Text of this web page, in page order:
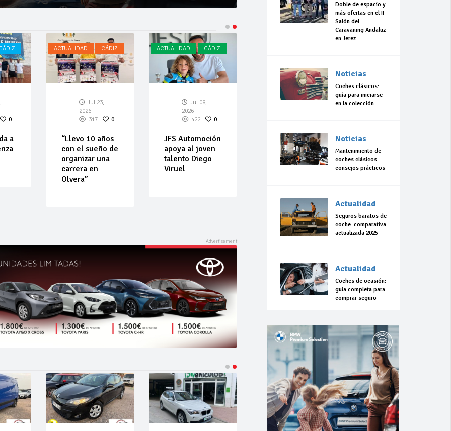
0
a
ACTUALIDAD CÁDIZ
Jul 23,
2026
317
0
“Llevo 10 años
con el sueño de
organizar una
carrera en
Olvera”
ACTUALIDAD CÁDIZ
Jul 08,
2026
422
0
JFS Automoción
apoya al joven
talento Diego
Viruel
Doble de espacio y
más ofertas en el II
Salón del
Caravaning Andaluz
en Jerez
Noticias
Coches clásicos:
guía para iniciarse
en la colección
Noticias
Mantenimiento de
coches clásicos:
consejos prácticos
Actualidad
Seguros baratos de
coche: comparativa
actualizada 2025
Actualidad
Coches de ocasión:
guía completa para
comprar seguro